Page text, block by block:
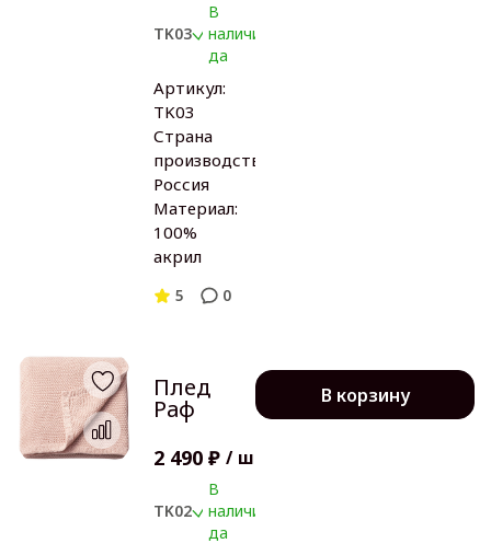
В
наличии:
да
TK03
Артикул:
TK03
Страна
производства:
Россия
Материал:
100%
акрил
5 0
2 490 ₽ / шт
Плед
Раф
В
наличии:
да
TK02
В корзину